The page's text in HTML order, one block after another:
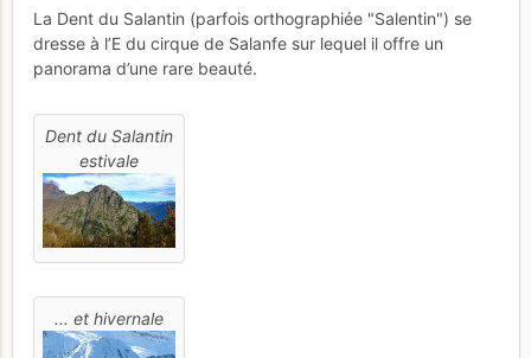
La Dent du Salantin (parfois orthographiée "Salentin") se
dresse à l’E du cirque de Salanfe sur lequel il offre un
panorama d’une rare beauté.
Dent du Salantin
estivale
... et hivernale